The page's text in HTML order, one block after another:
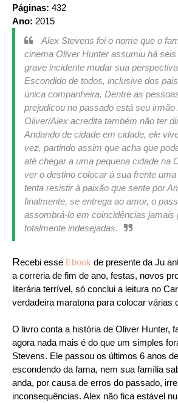
Páginas: 432
Ano: 2015
Alex Stevens foi o nome que o
cinema Oliver Hunter assumiu há
grave incidente mudar sua
Escondido de todos, inclusive dos
única companheira. Dentre as
prejudicou no passado está seu irmão
Oliver/Alex acredita também não ter
Andando de cidade em cidade, ele
vez, partindo assim que acha que
até chegar a uma pequena cidade na
ver o destino colocar à sua frente
tenta resistir à paixão que sente por
finalmente, se entrega ao amor, o
assombrá-lo em coincidências jamais
totalmente indesejadas.
Recebi esse Ebook de presente da Ju
a correria de fim de ano, festas, novos
literária terrível, só conclui a leitura no
verdadeira maratona para colocar várias
O livro conta a história de Oliver Hunter,
agora nada mais é do que um simples
Stevens. Ele passou os últimos 6 anos
escondendo da fama, nem sua família
anda, por causa de erros do passado,
inconsequências. Alex não fica estável